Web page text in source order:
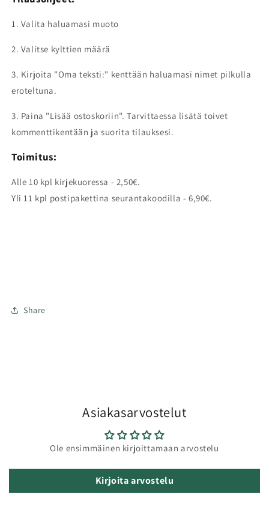
1. Valita haluamasi muoto
2. Valitse kylttien määrä
3. Kirjoita "Oma teksti:" kenttään haluamasi nimet pilkulla
eroteltuna.
3. Paina "Lisää ostoskoriin". Tarvittaessa lisätä toivet
kommenttikentään ja suorita tilauksesi.
Toimitus:
Alle 10 kpl kirjekuoressa - 2,50€.
Yli 11 kpl postipakettina seurantakoodilla - 6,90€.
Share
Asiakasarvostelut
Ole ensimmäinen kirjoittamaan arvostelu
Kirjoita arvostelu